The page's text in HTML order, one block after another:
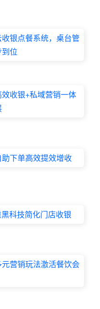
银点餐系统，桌台管
位
收银+私域营销一体
下单高效提效增收
科技简化门店收银
营销玩法激活餐饮会